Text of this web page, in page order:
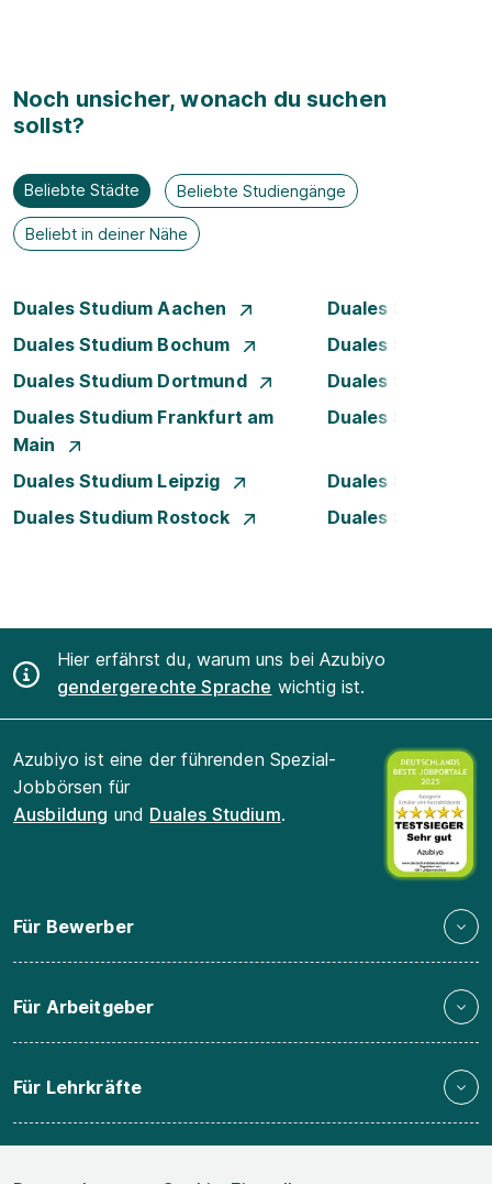
Noch unsicher, wonach du suchen
sollst?
Beliebte Städte Beliebte Studiengänge
Beliebt in deiner Nähe
Duales Studium Aachen
Duales Studium
Duales Studium Bochum
Duales Studium
Duales Studium Dortmund
Duales Studium
Duales Studium Frankfurt am
Main
Duales Studium
Duales Studium Leipzig
Duales Studium
Duales Studium Rostock
Duales Studium
Hier erfährst du, warum uns bei Azubiyo
gendergerechte Sprache wichtig ist.
Azubiyo ist eine der führenden Spezial-
Jobbörsen für
Ausbildung und Duales Studium.
Für Bewerber
Für Arbeitgeber
Für Lehrkräfte